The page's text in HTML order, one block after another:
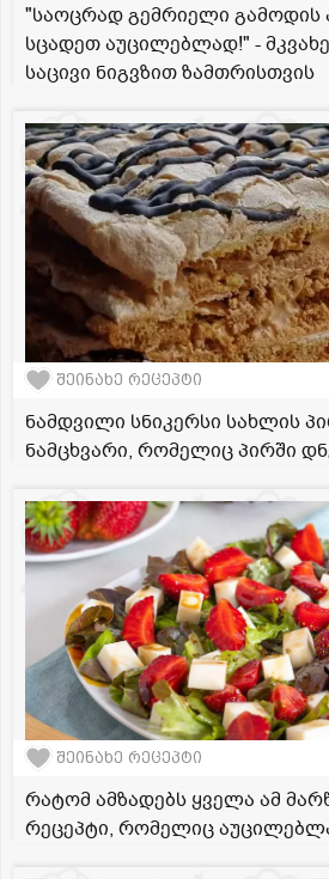
"საოცრად გემრიელი გამოდის
სცადეთ აუცილებლად!" -
საცივი ნიგვზით ზამთრისთვის
შეინახე რეცეპტი
ნამდვილი სნიკერსი სახლის
ნამცხვარი, რომელიც პირში
შეინახე რეცეპტი
რატომ ამზადებს ყველა ამ
რეცეპტი, რომელიც